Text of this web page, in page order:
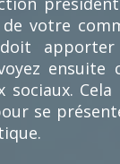
votre
apporter
ensuite
sociaux. Cela
se